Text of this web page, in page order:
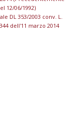
12/06/1992)
DL 353/2003 conv. L.
dell'11 marzo 2014